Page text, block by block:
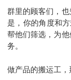
群里的顾客们，
是，你的角度和
帮他们筛选，为
务。
做产品的搬运工，